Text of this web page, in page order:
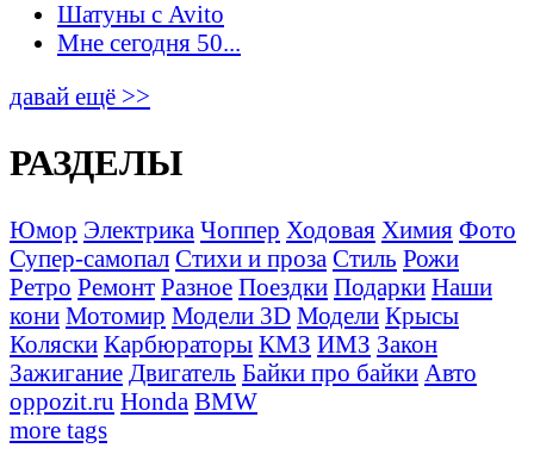
Шатуны с Avito
Мне сегодня 50...
давай ещё >>
РАЗДЕЛЫ
Юмор Электрика Чоппер Ходовая Химия Фото
Супер-самопал Стихи и проза Стиль Рожи
Ретро Ремонт Разное Поездки Подарки Наши
кони Мотомир Модели 3D Модели Крысы
Коляски Карбюраторы КМЗ ИМЗ Закон
Зажигание Двигатель Байки про байки Авто
oppozit.ru Honda BMW
more tags